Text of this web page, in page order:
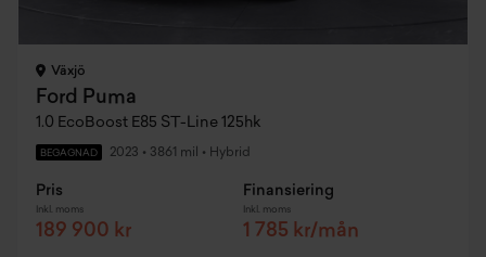
Växjö
Ford Puma
1.0 EcoBoost E85 ST-Line 125hk
BEGAGNAD 2023 • 3861 mil • Hybrid
Pris
Inkl. moms
189 900 kr
Finansiering
Inkl. moms
1 785 kr/mån